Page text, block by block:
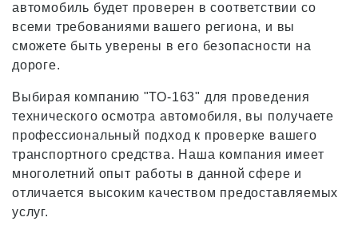
автомобиль будет проверен в соответствии со
всеми требованиями вашего региона, и вы
сможете быть уверены в его безопасности на
дороге.
Выбирая компанию "ТО-163" для проведения
технического осмотра автомобиля, вы получаете
профессиональный подход к проверке вашего
транспортного средства. Наша компания имеет
многолетний опыт работы в данной сфере и
отличается высоким качеством предоставляемых
услуг.